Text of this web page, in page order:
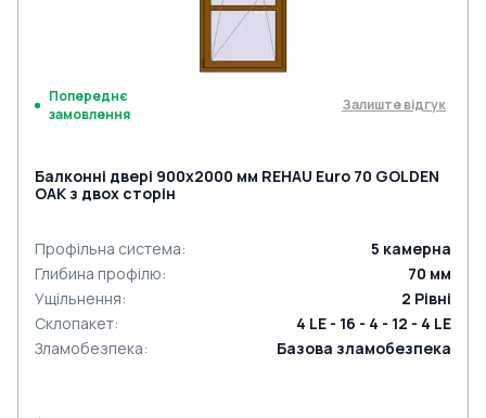
Попереднє
замовлення
Залиште відгук
Балконні двері 900x2000 мм REHAU Euro 70 GOLDEN
OAK з двох сторін
Профільна система: 5 камерна
Глибина профілю: 70 мм
Ущільнення: 2 Рівні
Склопакет:
4 LE - 16 - 4 - 12 - 4 LE
Зламобезпека: Базова зламобезпека